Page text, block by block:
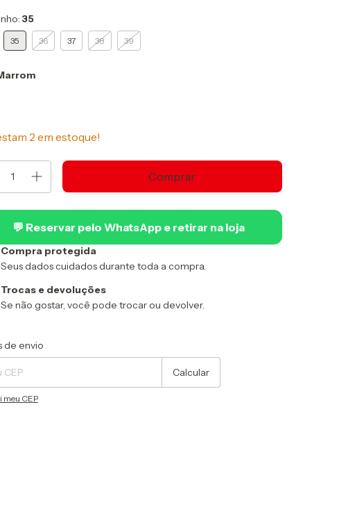
35
35 36 37 38 39
2 em estoque!
💬 Reservar pelo WhatsApp e retirar na loja
Compra protegida
Seus dados cuidados durante toda a compra.
Trocas e devoluções
Se não gostar, você pode trocar ou devolver.
para o CEP:
de envio
Calcular
meu CEP